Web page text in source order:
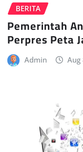
BERITA
Pemerintah
Perpres Peta
Admin Aug